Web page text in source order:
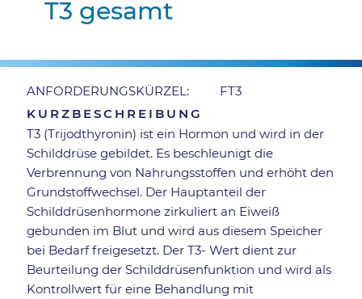
T3 gesamt
ANFORDERUNGSKÜRZEL:
FT3
KURZBESCHREIBUNG
T3 (Trijodthyronin) ist ein Hormon und wird in der
Schilddrüse gebildet. Es beschleunigt die
Verbrennung von Nahrungsstoffen und erhöht den
Grundstoffwechsel. Der Hauptanteil der
Schilddrüsenhormone zirkuliert an Eiweiß
gebunden im Blut und wird aus diesem Speicher
bei Bedarf freigesetzt. Der T3- Wert dient zur
Beurteilung der Schilddrüsenfunktion und wird als
Kontrollwert für eine Behandlung mit